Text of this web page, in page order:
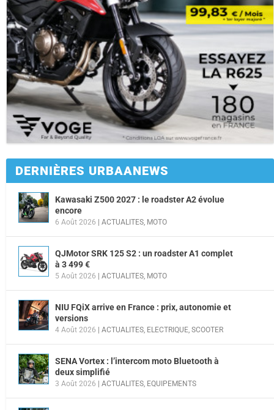
DERNIÈRES URBAANEWS
Kawasaki Z500 2027 : le roadster A2 évolue
encore
6 Août 2026 | ACTUALITES, MOTO
QJMotor SRK 125 S2 : un roadster A1 complet
à 3 499 €
5 Août 2026 | ACTUALITES, MOTO
NIU FQiX arrive en France : prix, autonomie et
versions
4 Août 2026 | ACTUALITES, ELECTRIQUE, SCOOTER
SENA Vortex : l’intercom moto Bluetooth à
deux simplifié
3 Août 2026 | ACTUALITES, EQUIPEMENTS